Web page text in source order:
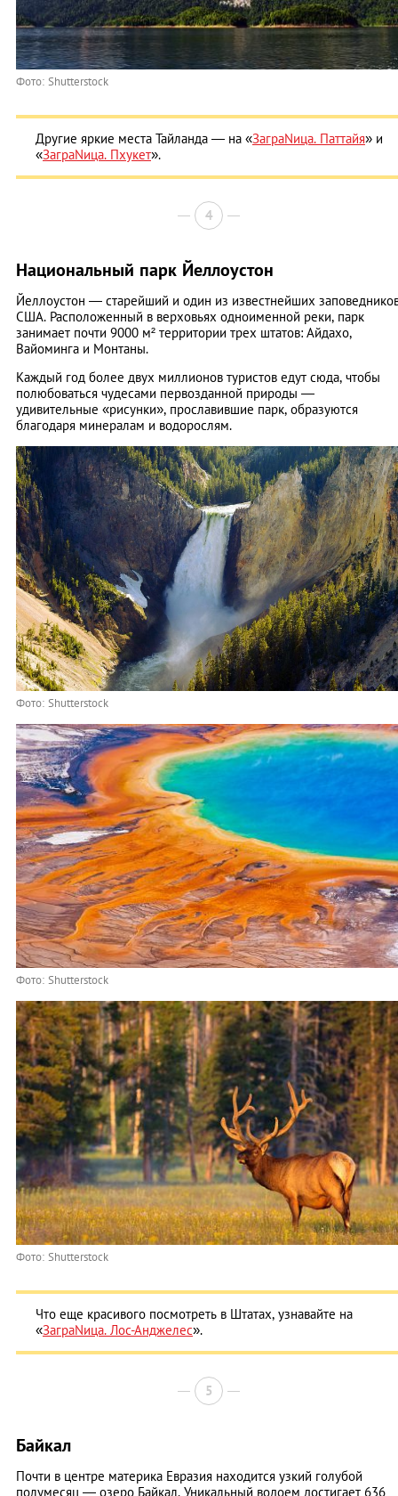
Фото: Shutterstock
Другие яркие места Тайланда — на «ЗаграNица. Паттайя» и
«ЗаграNица. Пхукет».
4
Национальный парк Йеллоустон
Йеллоустон — старейший и один из известнейших
США. Расположенный в верховьях одноименной реки, парк
занимает почти 9000 м² территории трех штатов: Айдахо,
Вайоминга и Монтаны.
Каждый год более двух миллионов туристов едут сюда, чтобы
полюбоваться чудесами первозданной природы —
удивительные «рисунки», прославившие парк, образуются
благодаря минералам и водорослям.
Фото: Shutterstock
Фото: Shutterstock
Фото: Shutterstock
Что еще красивого посмотреть в Штатах, узнавайте на
«ЗаграNица. Лос-Анджелес».
5
Байкал
Почти в центре материка Евразия находится узкий голубой
полумесяц — озеро Байкал. Уникальный водоем достигает 636